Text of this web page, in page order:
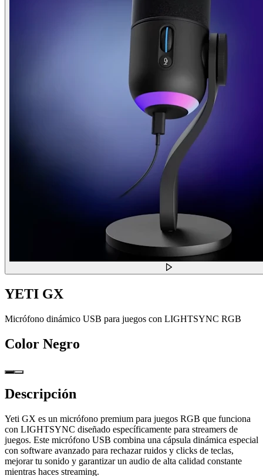
YETI GX
Micrófono dinámico USB para juegos con LIGHTSYNC RGB
Color Negro
Descripción
Yeti GX es un micrófono premium para juegos RGB que funciona
con LIGHTSYNC diseñado específicamente para streamers de
juegos. Este micrófono USB combina una cápsula dinámica especial
con software avanzado para rechazar ruidos y clicks de teclas,
mejorar tu sonido y garantizar un audio de alta calidad constante
mientras haces streaming.